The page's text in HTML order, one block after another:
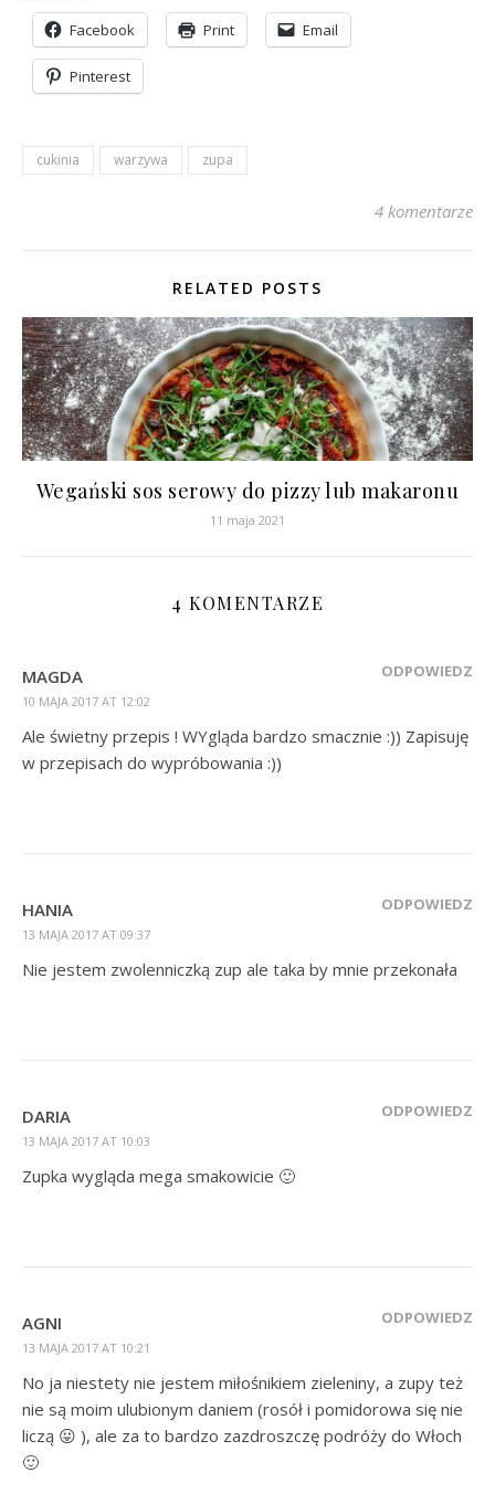
Facebook Print Email
Pinterest
cukinia warzywa zupa
4 komentarze
RELATED POSTS
Wegański sos serowy do pizzy lub makaronu
11 maja 2021
4 KOMENTARZE
MAGDA
10 MAJA 2017 AT 12:02
ODPOWIEDZ
Ale świetny przepis ! WYgląda bardzo smacznie :)) Zapisuję
w przepisach do wypróbowania :))
HANIA
13 MAJA 2017 AT 09:37
ODPOWIEDZ
Nie jestem zwolenniczką zup ale taka by mnie przekonała
DARIA
13 MAJA 2017 AT 10:03
ODPOWIEDZ
Zupka wygląda mega smakowicie 🙂
AGNI
13 MAJA 2017 AT 10:21
ODPOWIEDZ
No ja niestety nie jestem miłośnikiem zieleniny, a zupy też
nie są moim ulubionym daniem (rosół i pomidorowa się nie
liczą 😛 ), ale za to bardzo zazdroszczę podróży do Włoch
🙂